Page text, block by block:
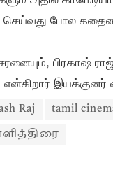
போல
பிரகாஷ்
இயக்குனர்
Raj tamil